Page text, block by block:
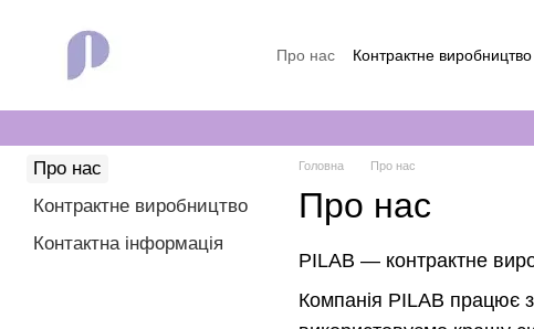
Про нас Контрактне виробництво
Головна Про нас
Про нас
PILAB — контрактне
Компанія PILAB працює
Про нас
Контрактне виробництво
Контактна інформація